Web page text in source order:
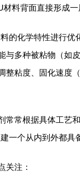
材料背面直接形成
的化学特性进行
与多种被粘物（如
整粘度、固化速度
常常根据具体工艺
一个从内到外都具
关注：